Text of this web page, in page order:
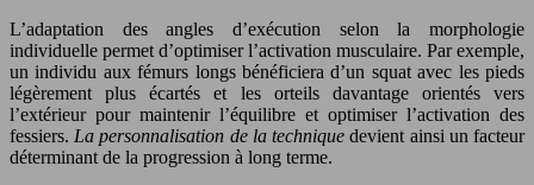
L’adaptation des angles d’exécution selon la morphologie
individuelle permet d’optimiser l’activation musculaire. Par exemple,
un individu aux fémurs longs bénéficiera d’un squat avec les pieds
légèrement plus écartés et les orteils davantage orientés vers
l’extérieur pour maintenir l’équilibre et optimiser l’activation des
fessiers. La personnalisation de la technique devient ainsi un facteur
déterminant de la progression à long terme.